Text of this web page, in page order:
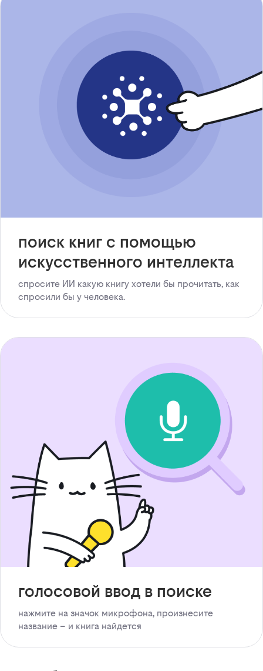
поиск книг с помощью
искусственного интеллекта
спросите ИИ какую книгу хотели бы прочитать, как
спросили бы у человека.
голосовой ввод в поиске
нажмите на значок микрофона, произнесите
название – и книга найдется